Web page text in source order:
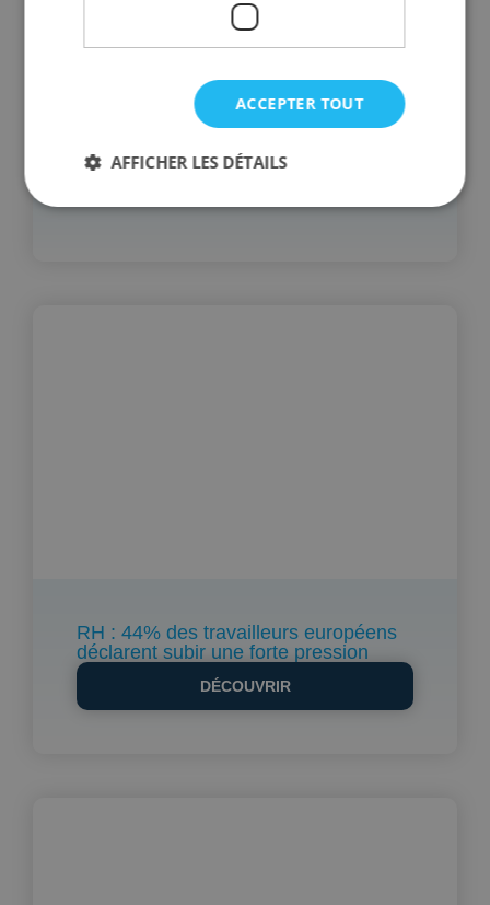
RH : 44% des travailleurs européens
déclarent subir une forte pression
DÉCOUVRIR
ACCEPTER TOUT
AFFICHER LES DÉTAILS